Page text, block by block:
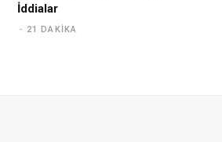
İddialar
21 DAKIKA